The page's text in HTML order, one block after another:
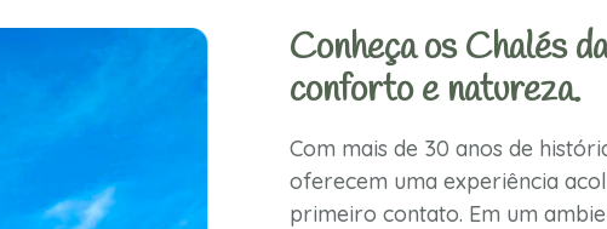
Conheça os Chalés
conforto e natureza.
Com mais de 30 anos de
oferecem uma experiência
primeiro contato. Em um